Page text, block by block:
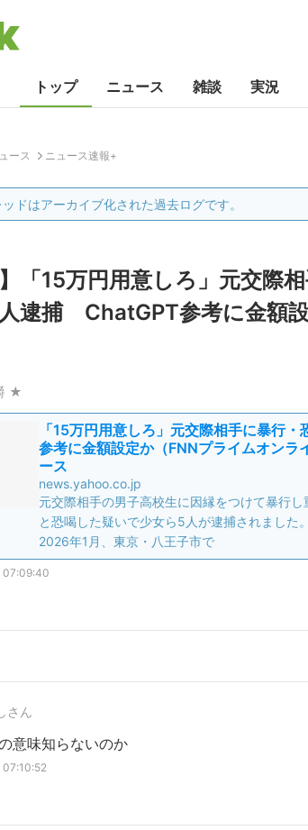
トップ ニュース 雑談 実況
ース ニュース速報+
ドはアーカイブ化された過去ログです。
】「15万円用意しろ」元交
逮捕 ChatGPT参考に金額
★
「15万円用意しろ」元交際相手に暴
参考に金額設定か（FNNプライムオン
ース
news.yahoo.co.jp
元交際相手の男子高校生に因縁をつけて暴行
と恐喝した疑いで少女ら5人が逮捕されました
2026年1月、東京・八王子市で
07:09:40
さん
意味知らないのか